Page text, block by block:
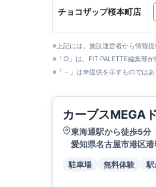
チョコザップ桜本町店
※上記には、施設運営者から情報
※「○」は、FIT PALETTE編集部が
※「－」は未提供を示すものでは
カーブスMEGA
東海通駅から徒歩5分
愛知県名古屋市港区
駐車場 無料体験 駅